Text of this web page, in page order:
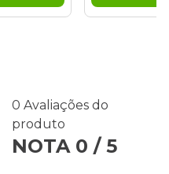
0 Avaliações do
produto
NOTA 0 / 5